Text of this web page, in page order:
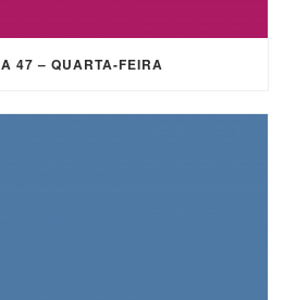
47 – QUARTA-FEIRA